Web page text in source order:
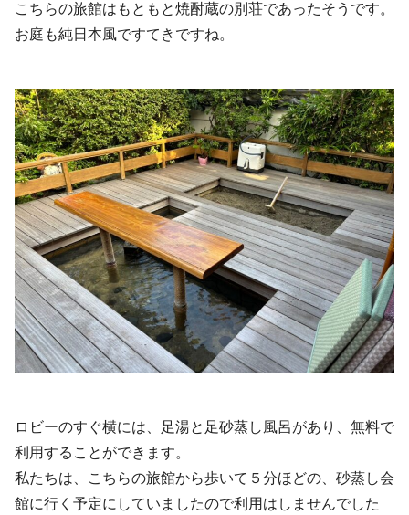
こちらの旅館はもともと焼酎蔵の別荘であったそうです。
お庭も純日本風ですてきですね。
ロビーのすぐ横には、足湯と足砂蒸し風呂があり、無料で
利用することができます。
私たちは、こちらの旅館から歩いて５分ほどの、砂蒸し会
館に行く予定にしていましたので利用はしませんでした